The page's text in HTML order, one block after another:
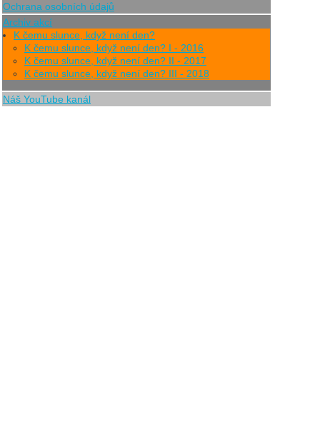
Ochrana osobních údajů
Archiv akcí
K čemu slunce, když není den?
K čemu slunce, když není den? I - 2016
K čemu slunce, když není den? II - 2017
K čemu slunce, když není den? III - 2018
Náš YouTube kanál